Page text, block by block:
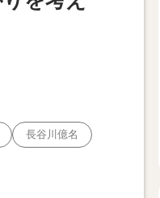
長谷川億名